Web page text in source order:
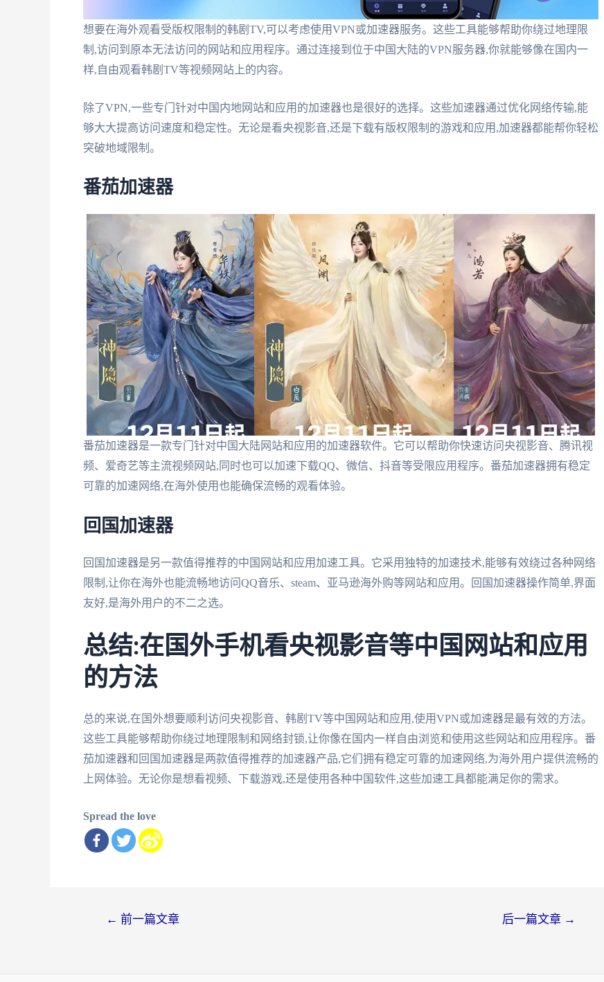
想要在海外观看受版权限制的韩剧TV,可以考虑使用VPN或加速器服务。这些工具能够帮助你绕过地理限
制,访问到原本无法访问的网站和应用程序。通过连接到位于中国大陆的VPN服务器,你就能够像在国内一
样,自由观看韩剧TV等视频网站上的内容。
除了VPN,一些专门针对中国内地网站和应用的加速器也是很好的选择。这些加速器通过优化网络传输,能
够大大提高访问速度和稳定性。无论是看央视影音,还是下载有版权限制的游戏和应用,加速器都能帮你轻松
突破地域限制。
番茄加速器
番茄加速器是一款专门针对中国大陆网站和应用的加速器软件。它可以帮助你快速访问央视影音、腾讯视
频、爱奇艺等主流视频网站,同时也可以加速下载QQ、微信、抖音等受限应用程序。番茄加速器拥有稳定
可靠的加速网络,在海外使用也能确保流畅的观看体验。
回国加速器
回国加速器是另一款值得推荐的中国网站和应用加速工具。它采用独特的加速技术,能够有效绕过各种网络
限制,让你在海外也能流畅地访问QQ音乐、steam、亚马逊海外购等网站和应用。回国加速器操作简单,界面
友好,是海外用户的不二之选。
总结:在国外手机看央视影音等中国网站和应用
的方法
总的来说,在国外想要顺利访问央视影音、韩剧TV等中国网站和应用,使用VPN或加速器是最有效的方法。
这些工具能够帮助你绕过地理限制和网络封锁,让你像在国内一样自由浏览和使用这些网站和应用程序。番
茄加速器和回国加速器是两款值得推荐的加速器产品,它们拥有稳定可靠的加速网络,为海外用户提供流畅的
上网体验。无论你是想看视频、下载游戏,还是使用各种中国软件,这些加速工具都能满足你的需求。
Spread the love
← 前一篇文章 后一篇文章 →